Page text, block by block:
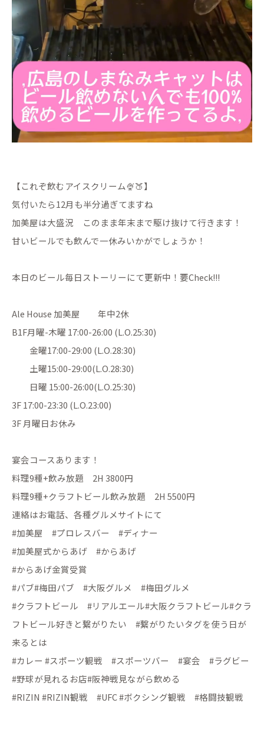
【これぞ飲むアイスクリーム🍨🍑】
気付いたら12月も半分過ぎてますね
加美屋は大盛況 このまま年末まで駆け抜けて行きます！
甘いビールでも飲んで一休みいかがでしょうか！
本日のビール毎日ストーリーにて更新中！要Check!!!
Ale House 加美屋 年中2休
B1F月曜-木曜 17:00-26:00 (L.O.25:30)
金曜17:00-29:00 (L.O.28:30)
土曜15:00-29:00(L.O.28:30)
日曜 15:00-26:00(L.O.25:30)
3F 17:00-23:30 (L.O.23:00)
3F 月曜日お休み
宴会コースあります！
料理9種+飲み放題 2H 3800円
料理9種+クラフトビール飲み放題 2H 5500円
連絡はお電話、各種グルメサイトにて
#加美屋 #プロレスバー #ディナー
#加美屋式からあげ #からあげ
#からあげ金賞受賞
#パブ#梅田パブ #大阪グルメ #梅田グルメ
#クラフトビール #リアルエール#大阪クラフトビール#クラ
フトビール好きと繋がりたい #繋がりたいタグを使う日が
来るとは
#カレー #スポーツ観戦 #スポーツバー #宴会 #ラグビー
#野球が見れるお店#阪神戦見ながら飲める
#RIZIN #RIZIN観戦 #UFC #ボクシング観戦 #格闘技観戦